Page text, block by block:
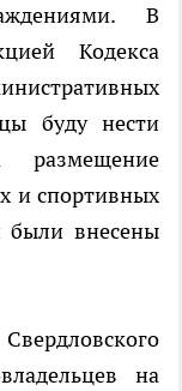
В
Кодекса
буду нести
и спортивных
были внесены
на